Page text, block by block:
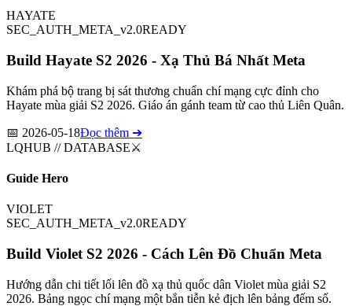
HAYATE
SEC_AUTH_META_v2.0READY
Build Hayate S2 2026 - Xạ Thủ Bá Nhất Meta
Khám phá bộ trang bị sát thương chuẩn chí mạng cực đỉnh cho
Hayate mùa giải S2 2026. Giáo án gánh team từ cao thủ Liên Quân.
📅 2026-05-18Đọc thêm ➔
LQHUB // DATABASE⚔️
Guide Hero
VIOLET
SEC_AUTH_META_v2.0READY
Build Violet S2 2026 - Cách Lên Đồ Chuẩn Meta
Hướng dẫn chi tiết lối lên đồ xạ thủ quốc dân Violet mùa giải S2
2026. Bảng ngọc chí mạng một bắn tiễn kẻ địch lên bảng đếm số.